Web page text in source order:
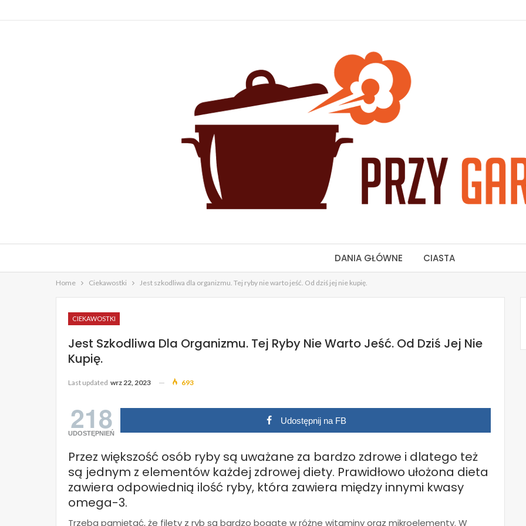
DANIA GŁÓWNE CIASTA
Home Ciekawostki Jest szkodliwa dla organizmu. Tej ryby nie warto jeść. Od dziś jej nie kupię.
CIEKAWOSTKI
Jest Szkodliwa Dla Organizmu. Tej Ryby Nie Warto Jeść. Od Dziś Jej Nie
Kupię.
Last updated wrz 22, 2023 693
218
UDOSTĘPNIEŃ
Udostępnij na FB
Przez większość osób ryby są uważane za bardzo zdrowe i dlatego też
są jednym z elementów każdej zdrowej diety. Prawidłowo ułożona dieta
zawiera odpowiednią ilość ryby, która zawiera między innymi kwasy
omega-3.
Trzeba pamiętać, że filety z ryb są bardzo bogate w różne witaminy oraz mikroelementy. W